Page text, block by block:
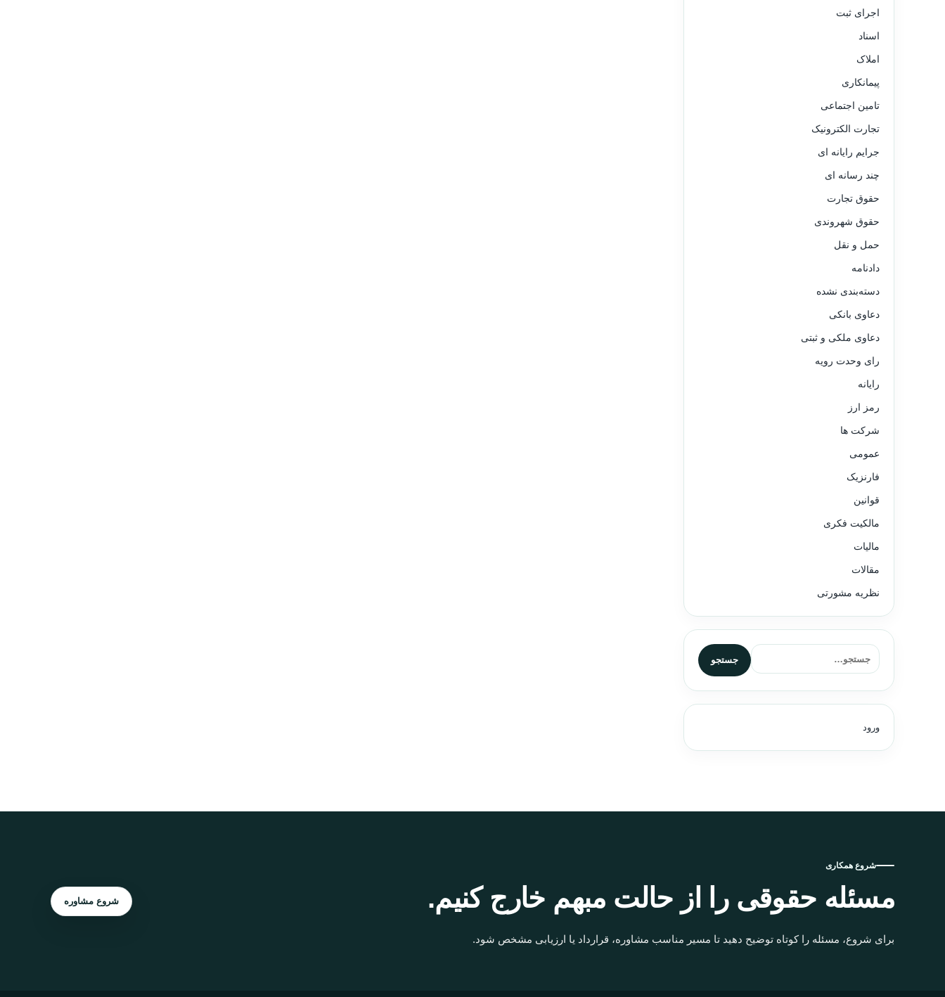
اجرای ثبت
اسناد
املاک
پیمانکاری
تامین اجتماعی
تجارت الکترونیک
جرایم رایانه ای
چند رسانه ای
حقوق تجارت
حقوق شهروندی
حمل و نقل
دادنامه
دسته‌بندی نشده
دعاوی بانکی
دعاوی ملکی و ثبتی
رای وحدت رویه
رایانه
رمز ارز
شرکت ها
عمومی
فارنزیک
قوانین
مالکیت فکری
مالیات
مقالات
نظریه مشورتی
جستجو برای:
جستجو
ورود
شروع همکاری
مسئله حقوقی را از حالت مبهم خارج کنیم.
برای شروع، مسئله را کوتاه توضیح دهید تا مسیر مناسب مشاوره، قرارداد یا ارزیابی مشخص شود.
شروع مشاوره